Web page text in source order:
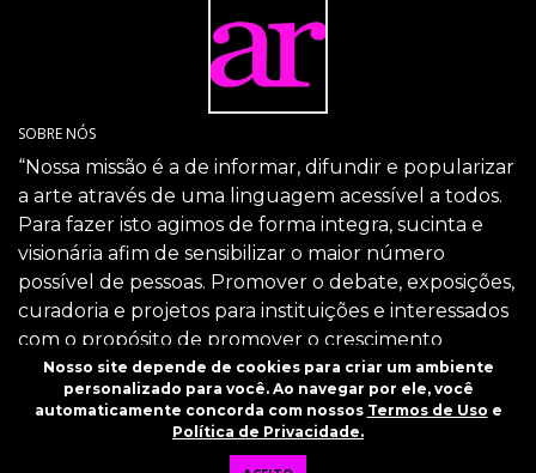
SOBRE NÓS
“Nossa missão é a de informar, difundir e popularizar
a arte através de uma linguagem acessível a todos.
Para fazer isto agimos de forma integra, sucinta e
visionária afim de sensibilizar o maior número
possível de pessoas. Promover o debate, exposições,
curadoria e projetos para instituições e interessados
com o propósito de promover o crescimento
intelectual da sociedade através da arte.”
SIGA-NOS
Nosso site depende de cookies para criar um ambiente
personalizado para você. Ao navegar por ele, você
automaticamente concorda com nossos Termos de Uso e
Política de Privacidade.